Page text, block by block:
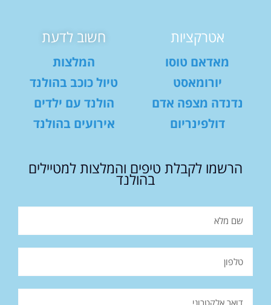
אטרקציות
מאדאם טוסו
יורומאסט
נדנדה מצפה אדם
דולפינריום
חשוב לדעת
המלצות
טיול כוכב בהולנד
הולנד עם ילדים
אירועים בהולנד
הרשמו לקבלת טיפים והמלצות למטיילים
בהולנד